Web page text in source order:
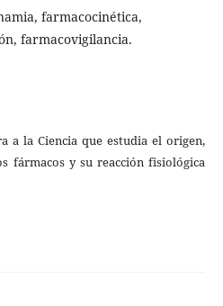
farmacocinética,
farmacovigilancia.
a la Ciencia que estudia el origen,
fármacos y su reacción fisiológica